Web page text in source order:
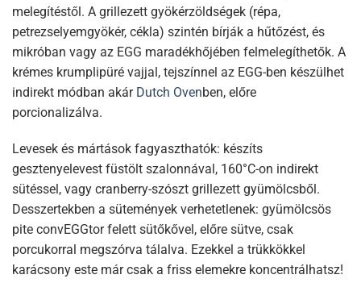
melegítéstől. A grillezett gyökérzöldségek (répa,
petrezselyemgyökér, cékla) szintén bírják a hűtőzést, és
mikróban vagy az EGG maradékhőjében felmelegíthetők. A
krémes krumplipüré vajjal, tejszínnel az EGG-ben készülhet
indirekt módban akár Dutch Ovenben, előre
porcionalizálva.​
Levesek és mártások fagyaszthatók: készíts
gesztenyelevest füstölt szalonnával, 160°C-on indirekt
sütéssel, vagy cranberry-szószt grillezett gyümölcsből.
Desszertekben a sütemények verhetetlenek: gyümölcsös
pite convEGGtor felett sütőkővel, előre sütve, csak
porcukorral megszórva tálalva. Ezekkel a trükkökkel
karácsony este már csak a friss elemekre koncentrálhatsz!